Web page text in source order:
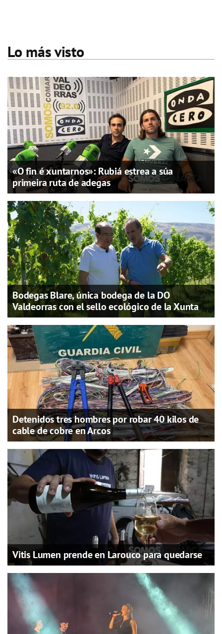
Lo más visto
«O fin é xuntarnos»: Rubiá estrea a súa
primeira ruta de adegas
Bodegas Blare, única bodega de la DO
Valdeorras con el sello ecológico de la Xunta
Detenidos tres hombres por robar 40 kilos de
cable de cobre en Arcos
Vitis Lumen prende en Larouco para quedarse